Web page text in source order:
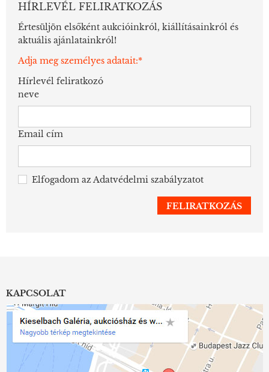
HÍRLEVÉL FELIRATKOZÁS
Értesüljön elsőként aukcióinkról, kiállításainkról és
aktuális ajánlatainkról!
Adja meg személyes adatait:*
Hírlevél feliratkozó
neve
Email cím
Elfogadom azAdatvédelmi szabályzatot
KAPCSOLAT